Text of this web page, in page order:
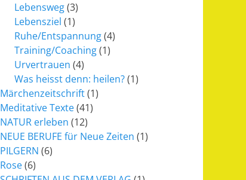
Lebensweg(3)
Lebensziel (1)
Ruhe/Entspannung(4)
Training/Coaching(1)
Urvertrauen (4)
Was heisst denn: heilen?(1)
Märchenzeitschrift(1)
Meditative Texte(41)
NATUR erleben (12)
NEUE BERUFE für Neue Zeiten (1)
PILGERN (6)
Rose(6)